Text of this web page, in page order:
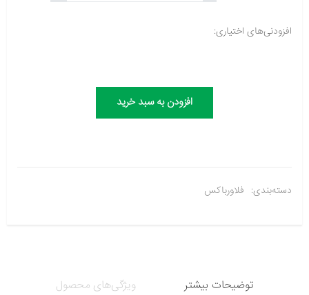
افزودنی‌های اختیاری:
افزودن به سبد خرید
دسته‌بندی: فلاورباکس
توضیحات بیشتر ویژگی‌های محصول